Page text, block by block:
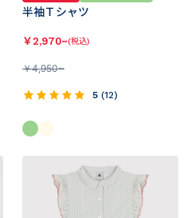
半袖Ｔシャツ
￥2,970~(税込)
￥4,950~
5 (12)